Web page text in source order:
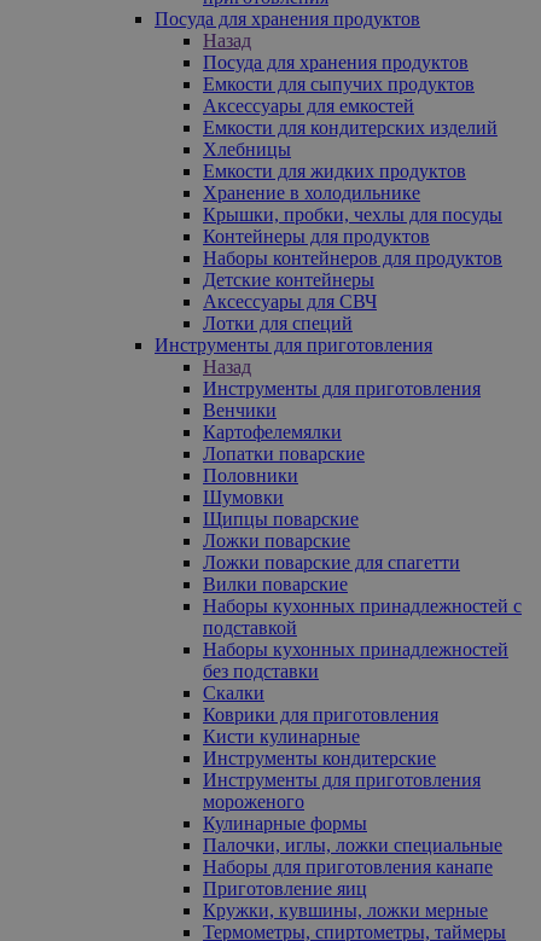
Посуда для хранения продуктов
Назад
Посуда для хранения продуктов
Емкости для сыпучих продуктов
Аксессуары для емкостей
Емкости для кондитерских изделий
Хлебницы
Емкости для жидких продуктов
Хранение в холодильнике
Крышки, пробки, чехлы для посуды
Контейнеры для продуктов
Наборы контейнеров для продуктов
Детские контейнеры
Аксессуары для СВЧ
Лотки для специй
Инструменты для приготовления
Назад
Инструменты для приготовления
Венчики
Картофелемялки
Лопатки поварские
Половники
Шумовки
Щипцы поварские
Ложки поварские
Ложки поварские для спагетти
Вилки поварские
Наборы кухонных принадлежностей с
подставкой
Наборы кухонных принадлежностей
без подставки
Скалки
Коврики для приготовления
Кисти кулинарные
Инструменты кондитерские
Инструменты для приготовления
мороженого
Кулинарные формы
Палочки, иглы, ложки специальные
Наборы для приготовления канапе
Приготовление яиц
Кружки, кувшины, ложки мерные
Термометры, спиртометры, таймеры